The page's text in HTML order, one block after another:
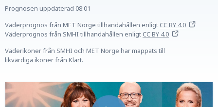
Prognosen uppdaterad 08:01
Väderprognos från MET Norge tillhandahållen enligtCC BY 4.0
Väderprognos från SMHI tillhandahållen enligtCC BY 4.0
Väderikoner från SMHI och MET Norge har mappats till
likvärdiga ikoner från Klart.